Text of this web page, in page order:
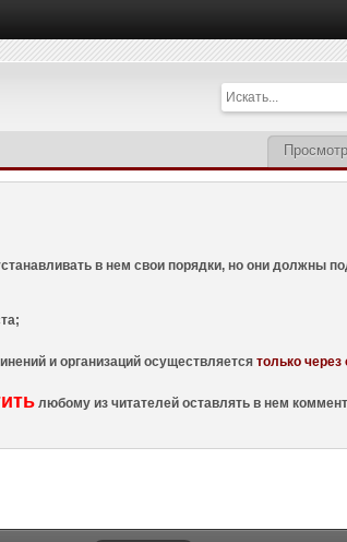
в нем свои порядки, но они должны
и организаций осуществляетсятолько
любому из читателей оставлять в нем